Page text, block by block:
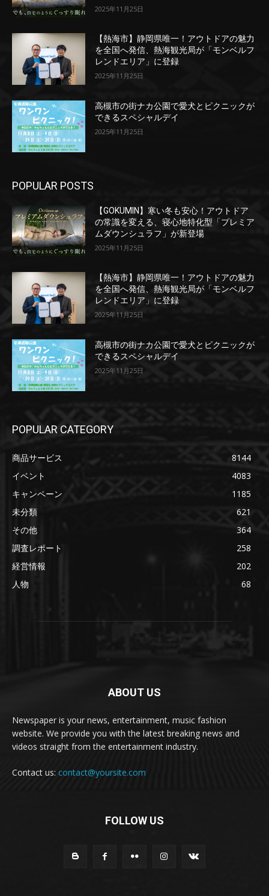
2025年11月25日
【熱海市】静岡県唯一！アウトドアの魅力
を全国へ発信、熱海観光局が「モンベルフ
レンドエリア」に登録
2025年11月25日
高槻市の街ナカ公園で愛犬とピクニックが
できるスペシャルデイ
2025年11月25日
POPULAR POSTS
【GOKUMIN】寒い冬も安心！アウトドア
の常識を変える、寝心地特化型「プレミア
ムダウンシュラフ」が新登場
2025年11月25日
【熱海市】静岡県唯一！アウトドアの魅力
を全国へ発信、熱海観光局が「モンベルフ
レンドエリア」に登録
2025年11月25日
高槻市の街ナカ公園で愛犬とピクニックが
できるスペシャルデイ
2025年11月25日
POPULAR CATEGORY
商品サービス
8144
イベント
4083
キャンペーン
1185
未分類
621
その他
364
調査レポート
258
経営情報
202
人物
68
ABOUT US
Newspaper is your news, entertainment, music fashion
website. We provide you with the latest breaking news and
videos straight from the entertainment industry.
Contact us: contact@yoursite.com
FOLLOW US